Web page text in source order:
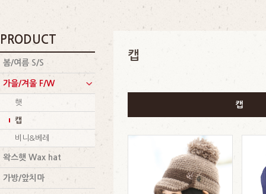
PRODUCT
봄/여름 S/S
가을/겨울 F/W
햇
캡
비니&베레
왁스햇 Wax hat
가방/앞치마
캡
캡